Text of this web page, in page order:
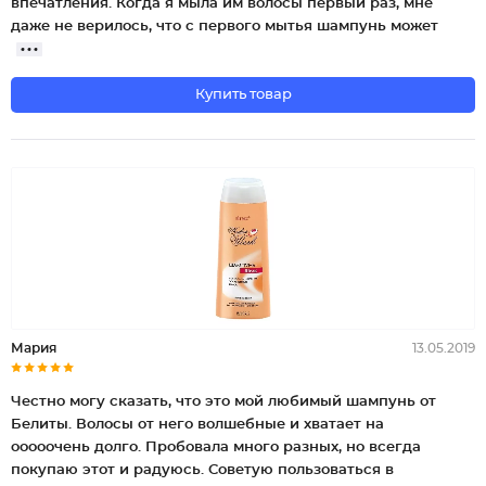
впечатления. Когда я мыла им волосы первый раз, мне
даже не верилось, что с первого мытья шампунь может
Купить товар
Мария 13.05.2019
Честно могу сказать, что это мой любимый шампунь от
Белиты. Волосы от него волшебные и хватает на
ооооочень долго. Пробовала много разных, но всегда
покупаю этот и радуюсь. Советую пользоваться в